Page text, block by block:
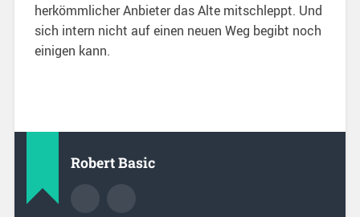
herkömmlicher Anbieter das Alte mitschleppt. Und
sich intern nicht auf einen neuen Weg begibt noch
einigen kann.
Robert Basic